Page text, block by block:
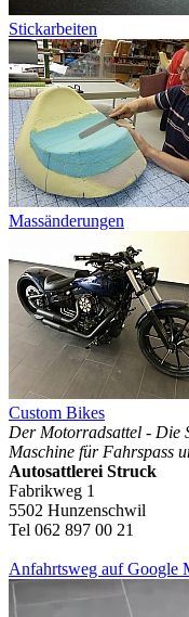
Stickarbeiten
Massänderungen
Custom Bikes
Der Motorradsattel - Die
Maschine für Fahrspass
Autosattlerei Struck
Fabrikweg 1
5502 Hunzenschwil
Tel 062 897 00 21
Anfahrtsweg auf Google